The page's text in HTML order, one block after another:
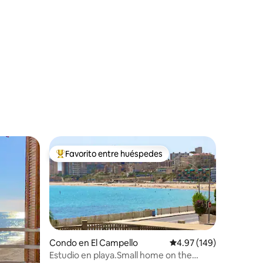
Favorito entre huéspedes preferido
Favorito entre huéspedes
Condo en El Campello Calificación promedio:
4.97 (149)
Estudio en playa.Small home on the